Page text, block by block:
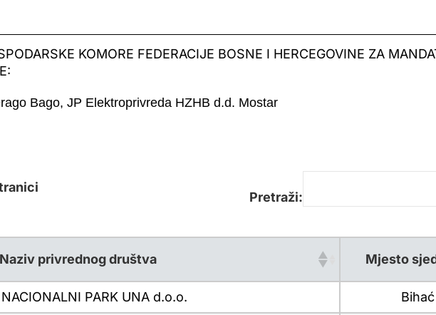
KOMORE FEDERACIJE BOSNE I HERCEGOVINE ZA
Bago, JP Elektroprivreda HZHB d.d. Mostar
Pretraži:
Naziv privrednog društva Mjesto
PARK UNA d.o.o. Bihać